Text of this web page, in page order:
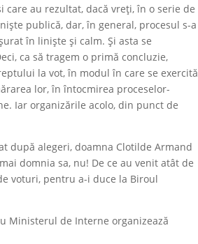
au rezultat, dacă vreți, în o serie de
publică, dar, în general, procesul s-a
în liniște și calm. Și asta se
ca să tragem o primă concluzie,
la vot, în modul în care se exercită
lor, în întocmirea proceselor-
Iar organizările acolo, din punct de
după alegeri, doamna Clotilde Armand
domnia sa, nu! De ce au venit atât de
voturi, pentru a-i duce la Biroul
Ministerul de Interne organizează